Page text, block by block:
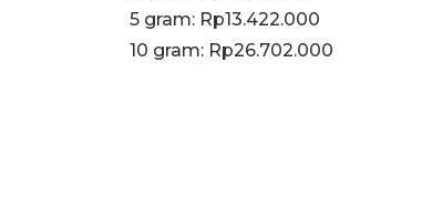
‎5 gram: Rp13.422.000
10 gram: Rp26.702.000